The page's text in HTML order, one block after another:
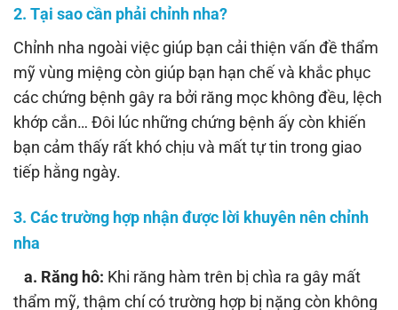
2. Tại sao cần phải chỉnh nha?
Chỉnh nha ngoài việc giúp bạn cải thiện vấn đề thẩm
mỹ vùng miệng còn giúp bạn hạn chế và khắc phục
các chứng bệnh gây ra bởi răng mọc không đều, lệch
khớp cắn… Đôi lúc những chứng bệnh ấy còn khiến
bạn cảm thấy rất khó chịu và mất tự tin trong giao
tiếp hằng ngày.
3. Các trường hợp nhận được lời khuyên nên chỉnh
nha
a. Răng hô: Khi răng hàm trên bị chìa ra gây mất
thẩm mỹ, thậm chí có trường hợp bị nặng còn không